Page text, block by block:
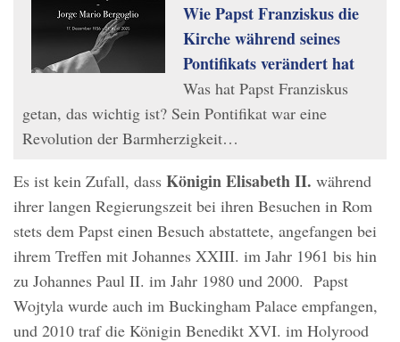
Wie Papst Franziskus die
Kirche während seines
Pontifikats verändert hat
Was hat Papst Franziskus
getan, das wichtig ist? Sein Pontifikat war eine
Revolution der Barmherzigkeit…
Es ist kein Zufall, dass Königin Elisabeth II. während
ihrer langen Regierungszeit bei ihren Besuchen in Rom
stets dem Papst einen Besuch abstattete, angefangen bei
ihrem Treffen mit Johannes XXIII. im Jahr 1961 bis hin
zu Johannes Paul II. im Jahr 1980 und 2000. Papst
Wojtyla wurde auch im Buckingham Palace empfangen,
und 2010 traf die Königin Benedikt XVI. im Holyrood